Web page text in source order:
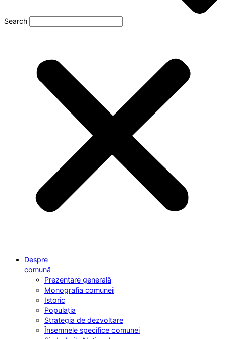
Search
Despre
comună
Prezentare generală
Monografia comunei
Istoric
Populația
Strategia de dezvoltare
Însemnele specifice comunei